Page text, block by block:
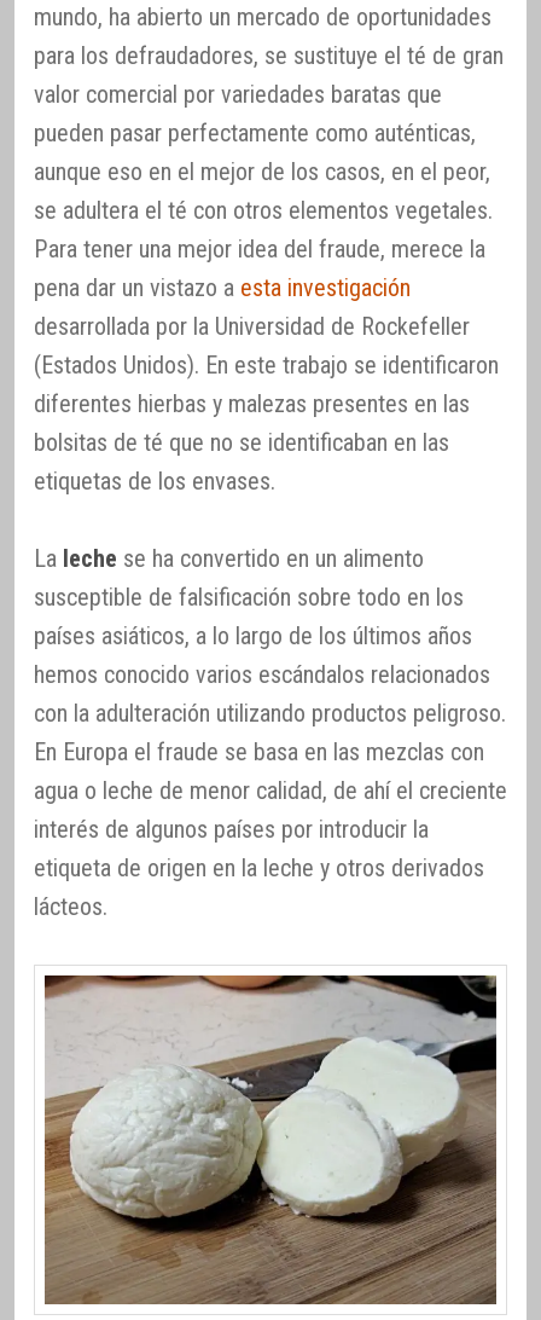
mundo, ha abierto un mercado de oportunidades
para los defraudadores, se sustituye el té de gran
valor comercial por variedades baratas que
pueden pasar perfectamente como auténticas,
aunque eso en el mejor de los casos, en el peor,
se adultera el té con otros elementos vegetales.
Para tener una mejor idea del fraude, merece la
pena dar un vistazo a esta investigación
desarrollada por la Universidad de Rockefeller
(Estados Unidos). En este trabajo se identificaron
diferentes hierbas y malezas presentes en las
bolsitas de té que no se identificaban en las
etiquetas de los envases.
La leche se ha convertido en un alimento
susceptible de falsificación sobre todo en los
países asiáticos, a lo largo de los últimos años
hemos conocido varios escándalos relacionados
con la adulteración utilizando productos peligroso.
En Europa el fraude se basa en las mezclas con
agua o leche de menor calidad, de ahí el creciente
interés de algunos países por introducir la
etiqueta de origen en la leche y otros derivados
lácteos.